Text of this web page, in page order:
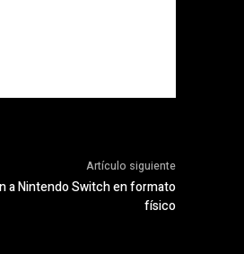
Artículo siguiente
a Nintendo Switch en formato
físico